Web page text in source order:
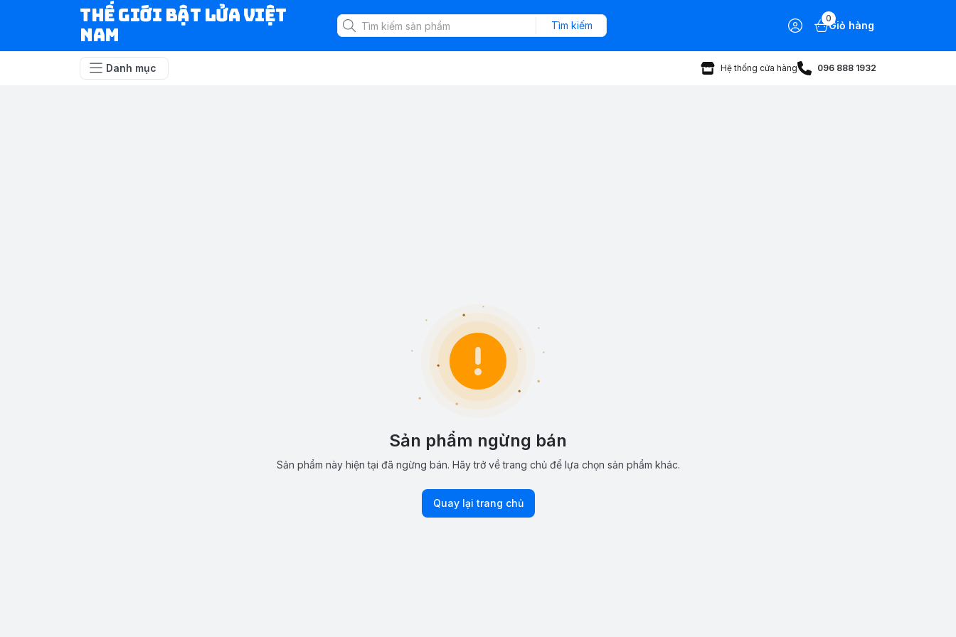
Thế Giới Bật Lửa Việt
Nam
Tìm kiếm
0
Giỏ hàng
Danh mục Hệ thống cửa hàng 096 888 1932
Sản phẩm ngừng bán
Sản phẩm này hiện tại đã ngừng bán. Hãy trở về trang chủ để lựa chọn sản phẩm khác.
Quay lại trang chủ